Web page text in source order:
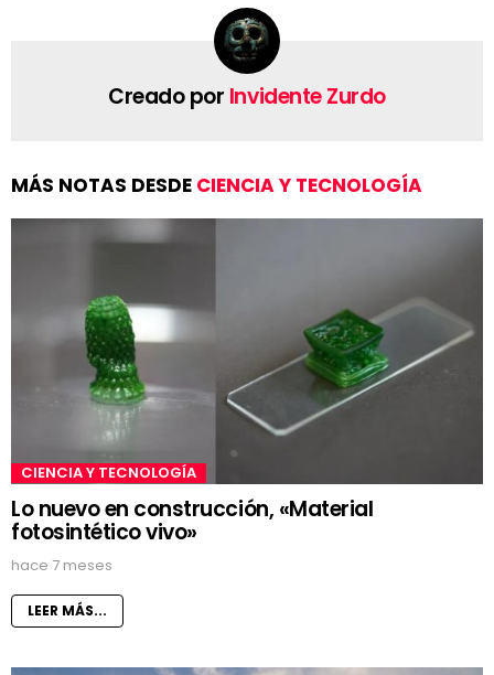
Creado por Invidente Zurdo
MÁS NOTAS DESDE CIENCIA Y TECNOLOGÍA
CIENCIA Y TECNOLOGÍA
Lo nuevo en construcción, «Material
fotosintético vivo»
hace 7 meses
LEER MÁS...